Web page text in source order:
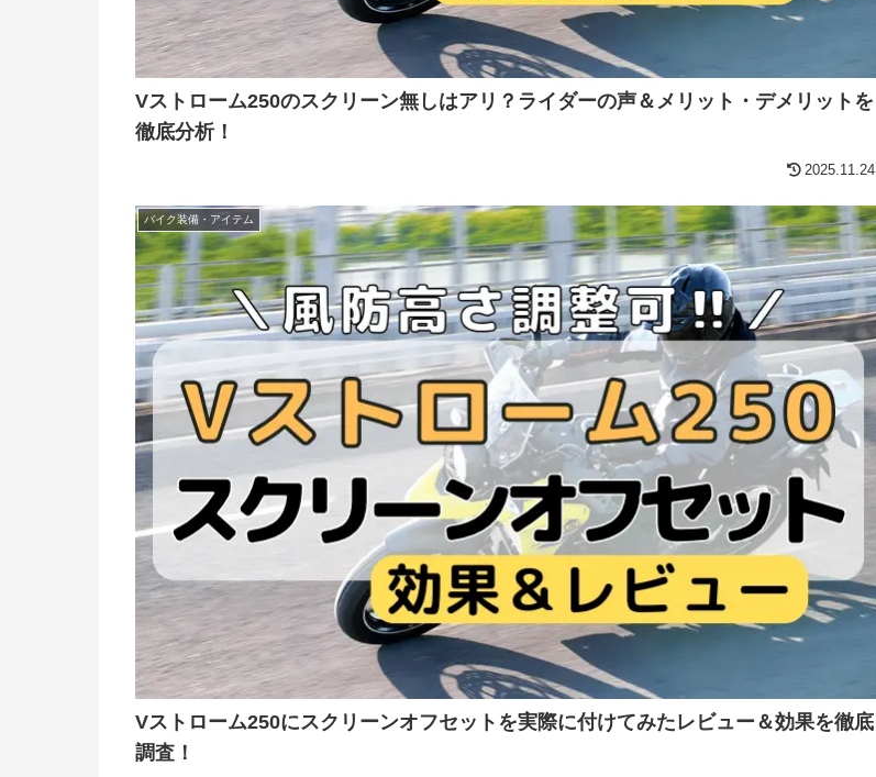
Vストローム250のスクリーン無しはアリ？ライダーの声＆メリット・デメリットを
徹底分析！
2025.11.24
バイク装備・アイテム
Vストローム250にスクリーンオフセットを実際に付けてみたレビュー＆効果を徹底
調査！